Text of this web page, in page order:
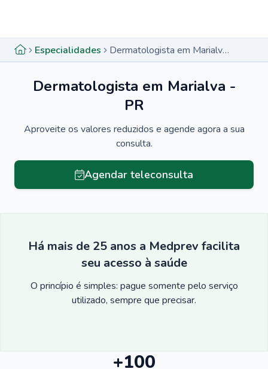
Especialidades Dermatologista em Marialva - PR
Dermatologista em Marialva -
PR
Aproveite os valores reduzidos e agende agora a sua
consulta.
Agendar teleconsulta
Há mais de 25 anos a Medprev facilita
seu acesso à saúde
O princípio é simples: pague somente pelo serviço
utilizado, sempre que precisar.
+100